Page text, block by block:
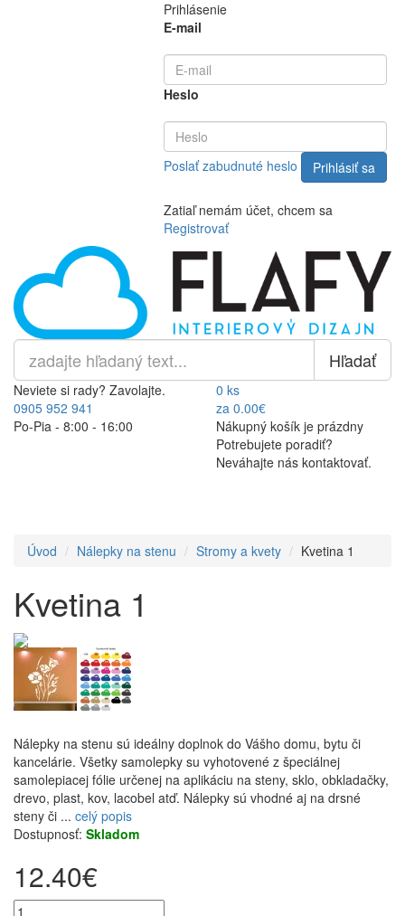
Prihlásenie
E-mail
Heslo
Poslať zabudnuté heslo
Zatiaľ nemám účet, chcem sa
Registrovať
Hľadať
Neviete si rady? Zavolajte.
0905 952 941
Po-Pia - 8:00 - 16:00
0 ks
za 0.00€
Nákupný košík je prázdny
Potrebujete poradiť?
Neváhajte nás kontaktovať.
Úvod Nálepky na stenu Stromy a kvety Kvetina 1
Kvetina 1
Nálepky na stenu sú ideálny doplnok do Vášho domu, bytu či
kancelárie. Všetky samolepky su vyhotovené z špeciálnej
samolepiacej fólie určenej na aplikáciu na steny, sklo, obkladačky,
drevo, plast, kov, lacobel atď. Nálepky sú vhodné aj na drsné
steny či ... celý popis
Dostupnosť: Skladom
12.40€